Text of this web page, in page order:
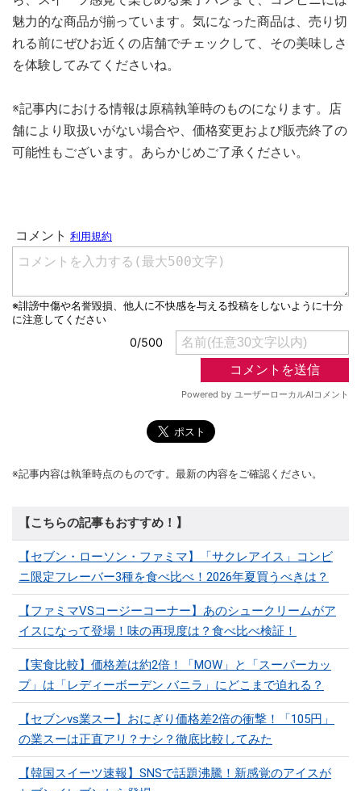
魅力的な商品が揃っています。気になった商品は、売り切
れる前にぜひお近くの店舗でチェックして、その美味しさ
を体験してみてくださいね。
※記事内における情報は原稿執筆時のものになります。店
舗により取扱いがない場合や、価格変更および販売終了の
可能性もございます。あらかじめご了承ください。
※記事内容は執筆時点のものです。最新の内容をご確認ください。
【こちらの記事もおすすめ！】
【セブン・ローソン・ファミマ】「サクレアイス」コンビ
ニ限定フレーバー3種を食べ比べ！2026年夏買うべきは？
【ファミマVSコージーコーナー】あのシュークリームがア
イスになって登場！味の再現度は？食べ比べ検証！
【実食比較】価格差は約2倍！「MOW」と「スーパーカッ
プ」は「レディーボーデン バニラ」にどこまで迫れる？
【セブンvs業スー】おにぎり価格差2倍の衝撃！「105円」
の業スーは正直アリ？ナシ？徹底比較してみた
【韓国スイーツ速報】SNSで話題沸騰！新感覚のアイスが